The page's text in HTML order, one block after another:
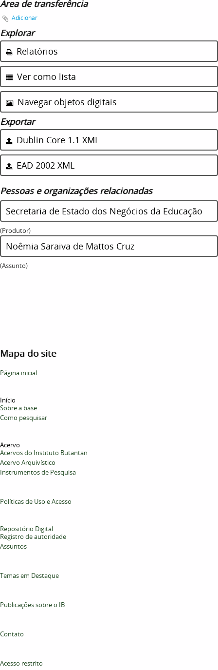
Área de transferência
Adicionar
Explorar
Relatórios
Ver como lista
Navegar objetos digitais
Exportar
Dublin Core 1.1 XML
EAD 2002 XML
Pessoas e organizações relacionadas
Secretaria de Estado dos Negócios da Educação
(Produtor)
Noêmia Saraiva de Mattos Cruz
(Assunto)
Mapa do site
Página inicial
Início
Sobre a base
Como pesquisar
Acervo
Acervos do Instituto Butantan
Acervo Arquivístico
Instrumentos de Pesquisa
Políticas de Uso e Acesso
Repositório Digital
Registro de autoridade
Assuntos
Temas em Destaque
Publicações sobre o IB
Contato
Acesso restrito